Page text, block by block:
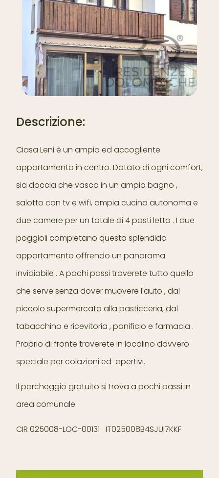
Descrizione:
Ciasa Leni è un ampio ed accogliente
appartamento in centro. Dotato di ogni comfort,
sia doccia che vasca in un ampio bagno ,
salotto con tv e wifi, ampia cucina autonoma e
due camere per un totale di 4 posti letto . I due
poggioli completano questo splendido
appartamento offrendo un panorama
invidiabile . A pochi passi troverete tutto quello
che serve senza dover muovere l'auto , dal
piccolo supermercato alla pasticceria, dal
tabacchino e ricevitoria , panificio e farmacia .
Proprio di fronte troverete in localino davvero
speciale per colazioni ed apertivi.
Il parcheggio gratuito si trova a pochi passi in
area comunale.
CIR 025008-LOC-00131 IT025008B4SJUI7KKF